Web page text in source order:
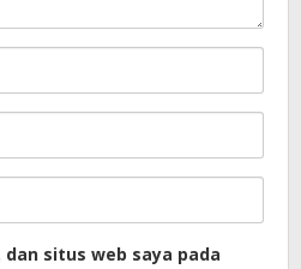
dan situs web saya pada